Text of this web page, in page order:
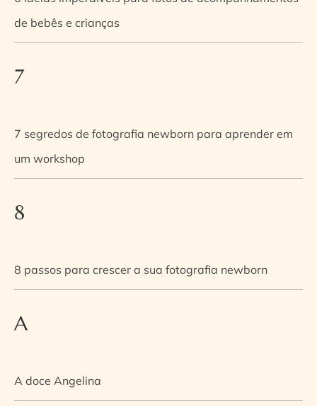
de bebês e crianças
7
7 segredos de fotografia newborn para aprender em
um workshop
8
8 passos para crescer a sua fotografia newborn
A
A doce Angelina